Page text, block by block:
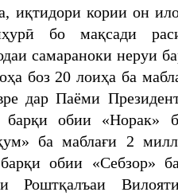
иқтидори кории он
бо мақсади
самараноки неруи
боз 20 лоиҳа ба
дар Паёми
барқи обии «Норак»
ба маблағи 2
обии «Себзор»
Рошт­қалъаи